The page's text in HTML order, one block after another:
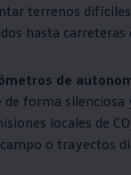
terrenos
hasta
de
de forma silenciosa
locales de CO
o trayectos